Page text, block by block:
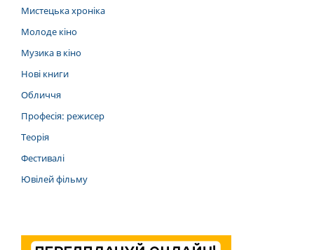
Мистецька хроніка
Молоде кіно
Музика в кіно
Нові книги
Обличчя
Професія: режисер
Теорія
Фестивалі
Ювілей фільму